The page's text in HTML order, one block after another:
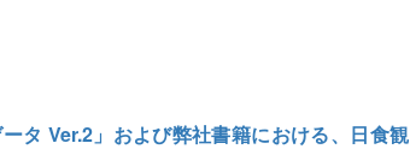
タ Ver.2」および弊社書籍における、日食観